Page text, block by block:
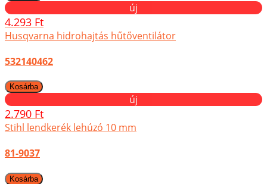
új
4.293 Ft
Husqvarna hidrohajtás hűtőventilátor
532140462
új
2.790 Ft
Stihl lendkerék lehúzó 10 mm
81-9037